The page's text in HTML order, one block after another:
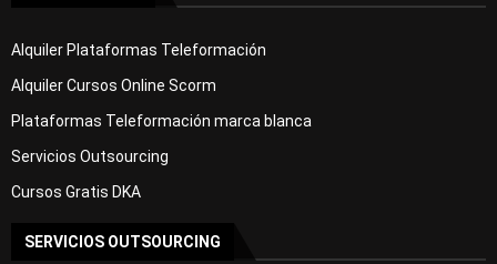
Alquiler Plataformas Teleformación
Alquiler Cursos Online Scorm
Plataformas Teleformación marca blanca
Servicios Outsourcing
Cursos Gratis DKA
SERVICIOS OUTSOURCING